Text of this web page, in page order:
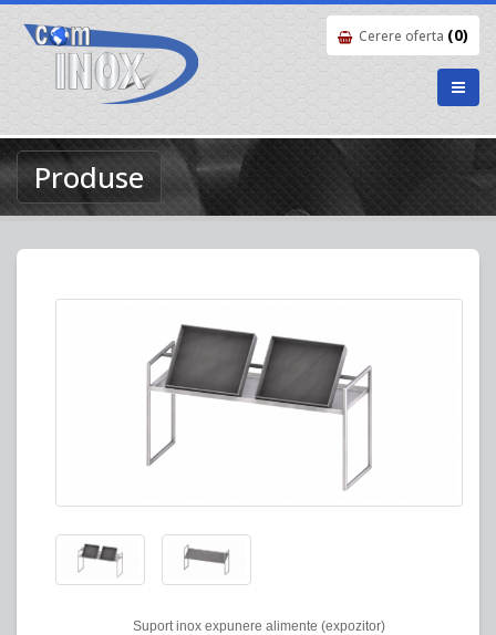
Cerere oferta (0)
Produse
Suport inox expunere alimente (expozitor)